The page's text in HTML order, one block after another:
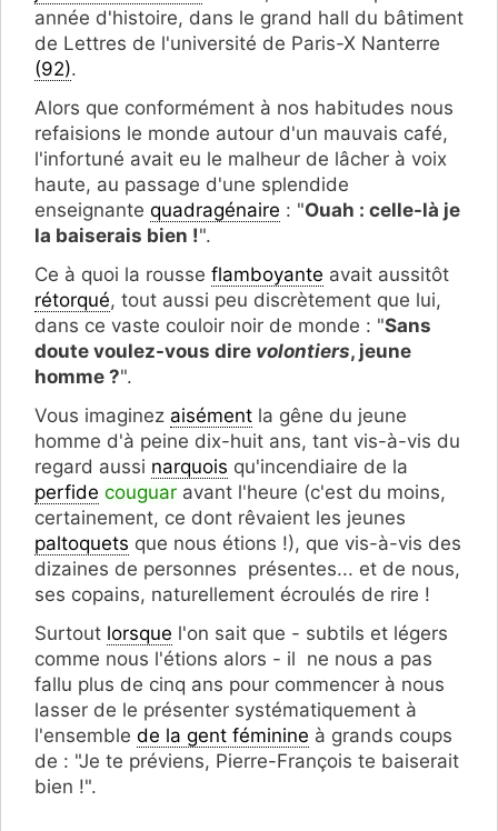
année d'histoire, dans le grand hall du bâtiment
de Lettres de l'université de Paris-X Nanterre
(92).
Alors que conformément à nos habitudes nous
refaisions le monde autour d'un mauvais café,
l'infortuné avait eu le malheur de lâcher à voix
haute, au passage d'une splendide
enseignante quadragénaire : "Ouah : celle-là je
la baiserais bien !".
Ce à quoi la rousse flamboyante avait aussitôt
rétorqué, tout aussi peu discrètement que lui,
dans ce vaste couloir noir de monde : "Sans
doute voulez-vous dire volontiers, jeune
homme ?".
Vous imaginez aisément la gêne du jeune
homme d'à peine dix-huit ans, tant vis-à-vis du
regard aussi narquois qu'incendiaire de la
perfide couguar avant l'heure (c'est du moins,
certainement, ce dont rêvaient les jeunes
paltoquets que nous étions !), que vis-à-vis des
dizaines de personnes présentes... et de nous,
ses copains, naturellement écroulés de rire !
Surtout lorsque l'on sait que - subtils et légers
comme nous l'étions alors - il ne nous a pas
fallu plus de cinq ans pour commencer à nous
lasser de le présenter systématiquement à
l'ensemble de la gent féminine à grands coups
de : "Je te préviens, Pierre-François te baiserait
bien !".